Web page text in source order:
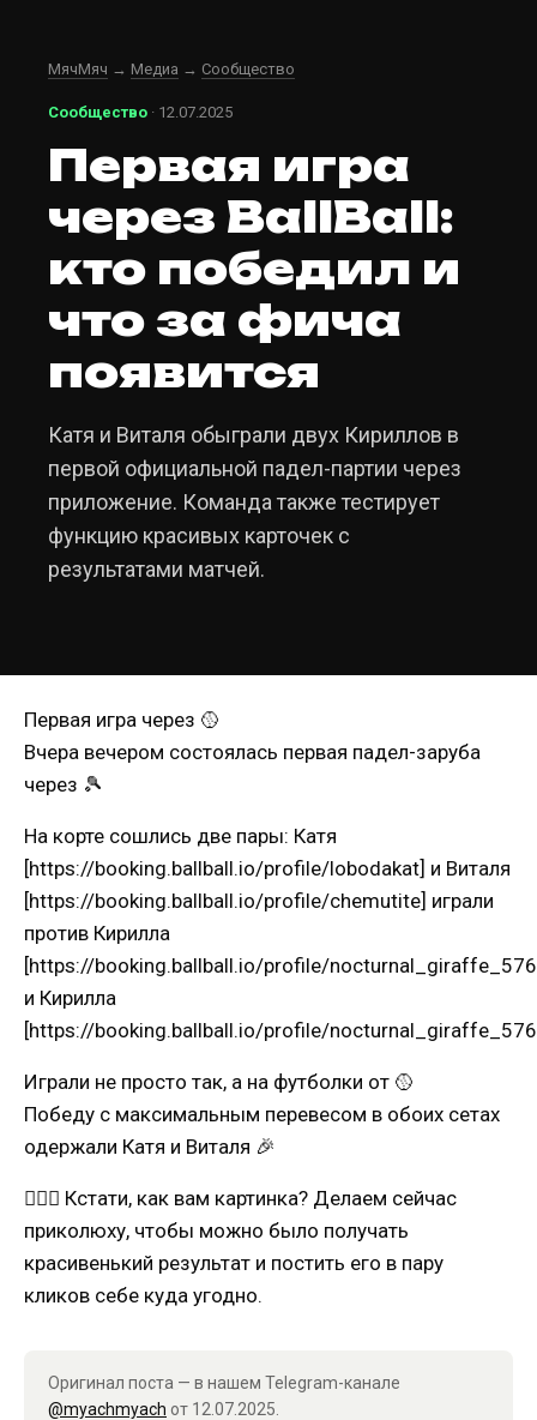
МячМяч → Медиа → Сообщество
Сообщество · 12.07.2025
Первая игра
через BallBall:
кто победил и
что за фича
появится
Катя и Виталя обыграли двух Кириллов в
первой официальной падел-партии через
приложение. Команда также тестирует
функцию красивых карточек с
результатами матчей.
Первая игра через 🥎
Вчера вечером состоялась первая падел-заруба
через 🎾
На корте сошлись две пары: Катя
[https://booking.ballball.io/profile/lobodakat] и Виталя
[https://booking.ballball.io/profile/chemutite] играли
против Кирилла
[https://booking.ballball.io/profile/
и Кирилла
[https://booking.ballball.io/profile/
Играли не просто так, а на футболки от 🥎
Победу с максимальным перевесом в обоих сетах
одержали Катя и Виталя 🎉
🤷🏿‍♂️ Кстати, как вам картинка? Делаем сейчас
приколюху, чтобы можно было получать
красивенький результат и постить его в пару
кликов себе куда угодно.
Оригинал поста — в нашем Telegram-канале
@myachmyach от 12.07.2025.